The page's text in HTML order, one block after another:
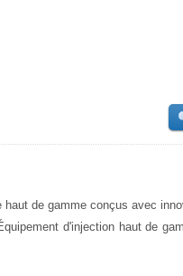
haut de gamme conçus avec
d'injection haut de